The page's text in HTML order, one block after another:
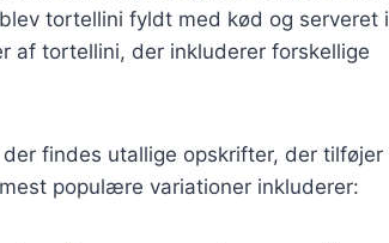
tortellini fyldt med kød og serveret i
af tortellini, der inkluderer forskellige
findes utallige opskrifter, der tilføjer
populære variationer inkluderer: